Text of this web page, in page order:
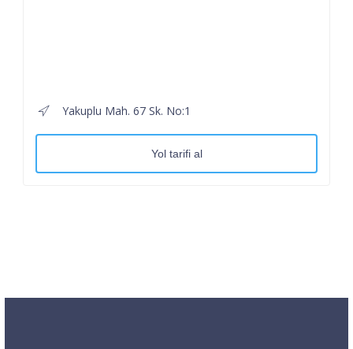
Yakuplu Mah. 67 Sk. No:1
Yol tarifi al